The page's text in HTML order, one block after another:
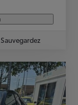
Sauvegardez